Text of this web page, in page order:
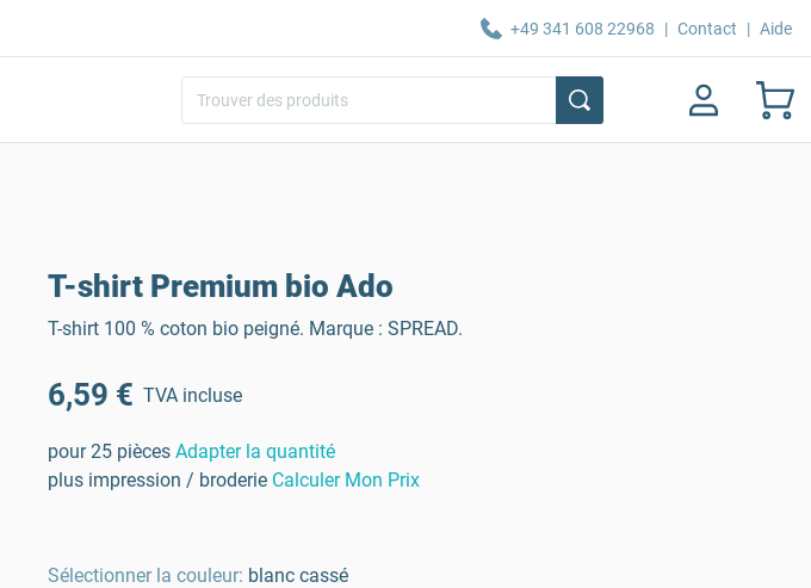
+49 341 608 22968 | Contact | Aide
T-shirt Premium bio Ado
T-shirt 100 % coton bio peigné. Marque : SPREAD.
6,59 € TVA incluse
pour 25 pièces Adapter la quantité
plus impression / broderie Calculer Mon Prix
Sélectionner la couleur: blanc cassé